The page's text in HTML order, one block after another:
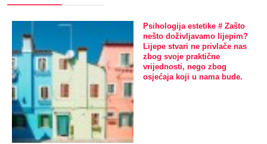
Psihologija estetike # Zašto
nešto doživljavamo lijepim?
Lijepe stvari ne privlače nas
zbog svoje praktične
vrijednosti, nego zbog
osjećaja koji u nama bude.